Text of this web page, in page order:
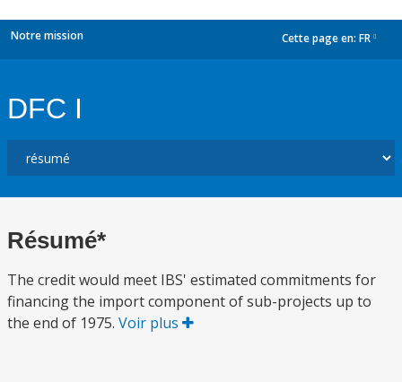
Notre mission Cette page en: FR
DFC I
Résumé*
The credit would meet IBS' estimated commitments for
financing the import component of sub-projects up to
the end of 1975. Voir plus